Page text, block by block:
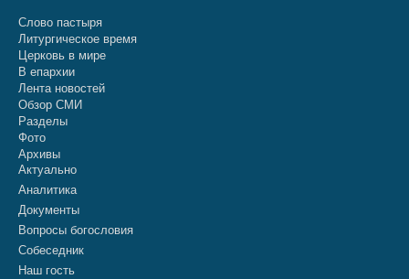
Слово пастыря
Литургическое время
Церковь в мире
В епархии
Лента новостей
Обзор СМИ
Разделы
Фото
Архивы
Актуально
Аналитика
Документы
Вопросы богословия
Собеседник
Наш гость